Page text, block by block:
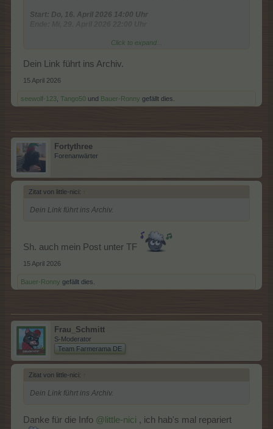
Start: Do, 16. April 2026 14:00 Uhr
Alle Informationen zur Vollmondnacht erfahrt Ihr in der
Euer Farmerama - Team
Click to expand...
Dein Link führt ins Archiv.
15 April 2026
seewolf-123 Tango50 und Bauer-Ronny gefällt dies.
Fortythree
Forenanwärter
Zitat von little-nici: ↑
Dein Link führt ins Archiv.
Sh. auch mein Post unter TF
15 April 2026
Bauer-Ronny gefällt dies.
Frau_Schmitt
S-Moderator
Team Farmerama DE
Zitat von little-nici: ↑
Dein Link führt ins Archiv.
Danke für die Info @little-nici , ich hab's mal repariert